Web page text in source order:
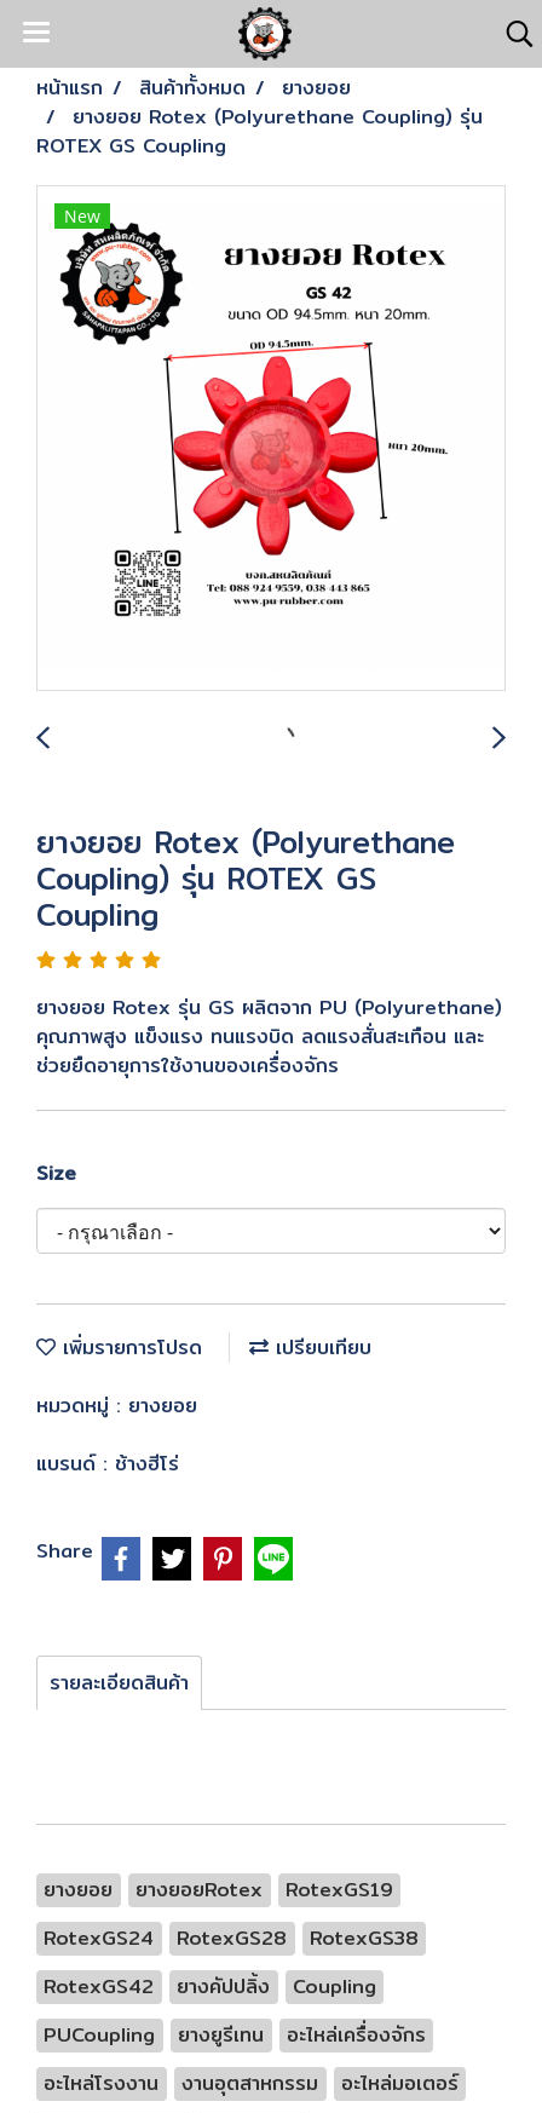
หน้าแรก สินค้าทั้งหมด
ยางยอย
ยางยอย Rotex (Polyurethane Coupling) รุ่น
ROTEX GS Coupling
New
ยางยอย Rotex (Polyurethane
Coupling) รุ่น ROTEX GS
Coupling
ยางยอย Rotex รุ่น GS ผลิตจาก PU (Polyurethane)
คุณภาพสูง แข็งแรง ทนแรงบิด ลดแรงสั่นสะเทือน และ
ช่วยยืดอายุการใช้งานของเครื่องจักร
Size
เพิ่มรายการโปรด
เปรียบเทียบ
หมวดหมู่ : ยางยอย
แบรนด์ : ช้างฮีโร่
Share
รายละเอียดสินค้า
ยางยอย ยางยอยRotex
RotexGS19
RotexGS24
RotexGS28
RotexGS38
RotexGS42
ยางคัปปลิ้ง
Coupling
PUCoupling
ยางยูรีเทน
อะไหล่เครื่องจักร
อะไหล่โรงงาน
งานอุตสาหกรรม
อะไหล่มอเตอร์